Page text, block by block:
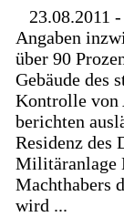
23.08.2011
Angaben
über 90
Gebäude des
Kontrolle von
berichten
Residenz des
Militäranlage
Machthabers
wird ...